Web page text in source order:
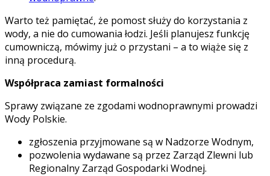
Warto też pamiętać, że pomost służy do korzystania z
wody, a nie do cumowania łodzi. Jeśli planujesz funkcję
cumowniczą, mówimy już o przystani – a to wiąże się z
inną procedurą.
Współpraca zamiast formalności
Sprawy związane ze zgodami wodnoprawnymi prowadzi
Wody Polskie.
zgłoszenia przyjmowane są w Nadzorze Wodnym,
pozwolenia wydawane są przez Zarząd Zlewni lub
Regionalny Zarząd Gospodarki Wodnej.